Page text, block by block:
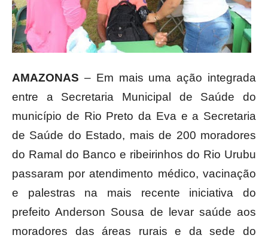
AMAZONAS – Em mais uma ação integrada
entre a Secretaria Municipal de Saúde do
município de Rio Preto da Eva e a Secretaria
de Saúde do Estado, mais de 200 moradores
do Ramal do Banco e ribeirinhos do Rio Urubu
passaram por atendimento médico, vacinação
e palestras na mais recente iniciativa do
prefeito Anderson Sousa de levar saúde aos
moradores das áreas rurais e da sede do